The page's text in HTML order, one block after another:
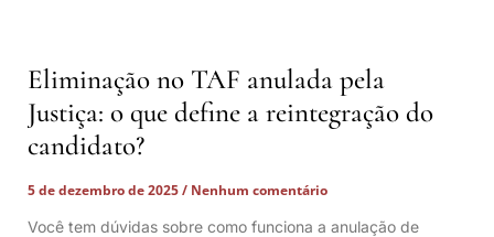
Eliminação no TAF anulada pela
Justiça: o que define a reintegração do
candidato?
5 de dezembro de 2025
Nenhum comentário
Você tem dúvidas sobre como funciona a anulação de